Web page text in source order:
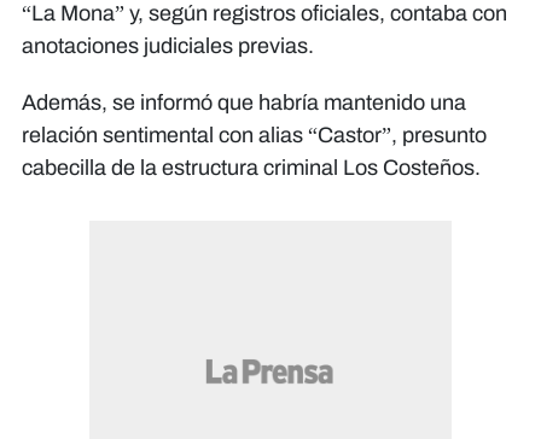
“La Mona” y, según registros oficiales, contaba con
anotaciones judiciales previas.
Además, se informó que habría mantenido una
relación sentimental con alias “Castor”, presunto
cabecilla de la estructura criminal Los Costeños.